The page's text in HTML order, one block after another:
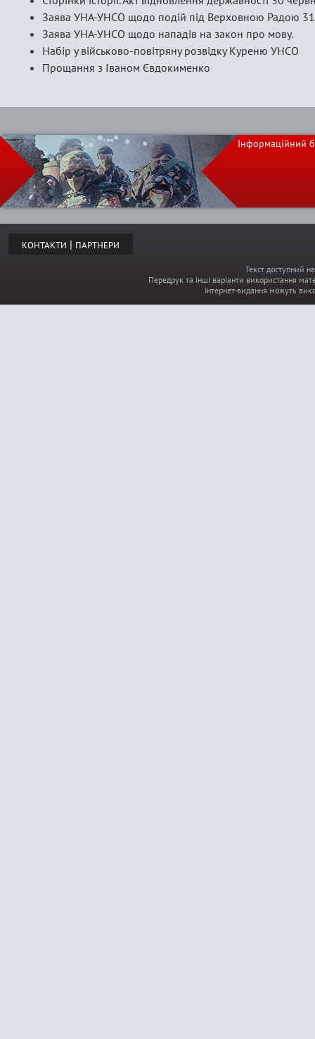
Заява УНА-УНСО щодо подій під Верховною Радою
Заява УНА-УНСО щодо нападів на закон про мову.
Набір у військово-повітряну розвідку Куреню УНСО
Прощання з Іваном Євдокименко
Інформаційний
КОНТАКТИ | ПАРТНЕРИ
Текст доступний
Передрук та інші варіанти використання
Інтернет-видання можуть